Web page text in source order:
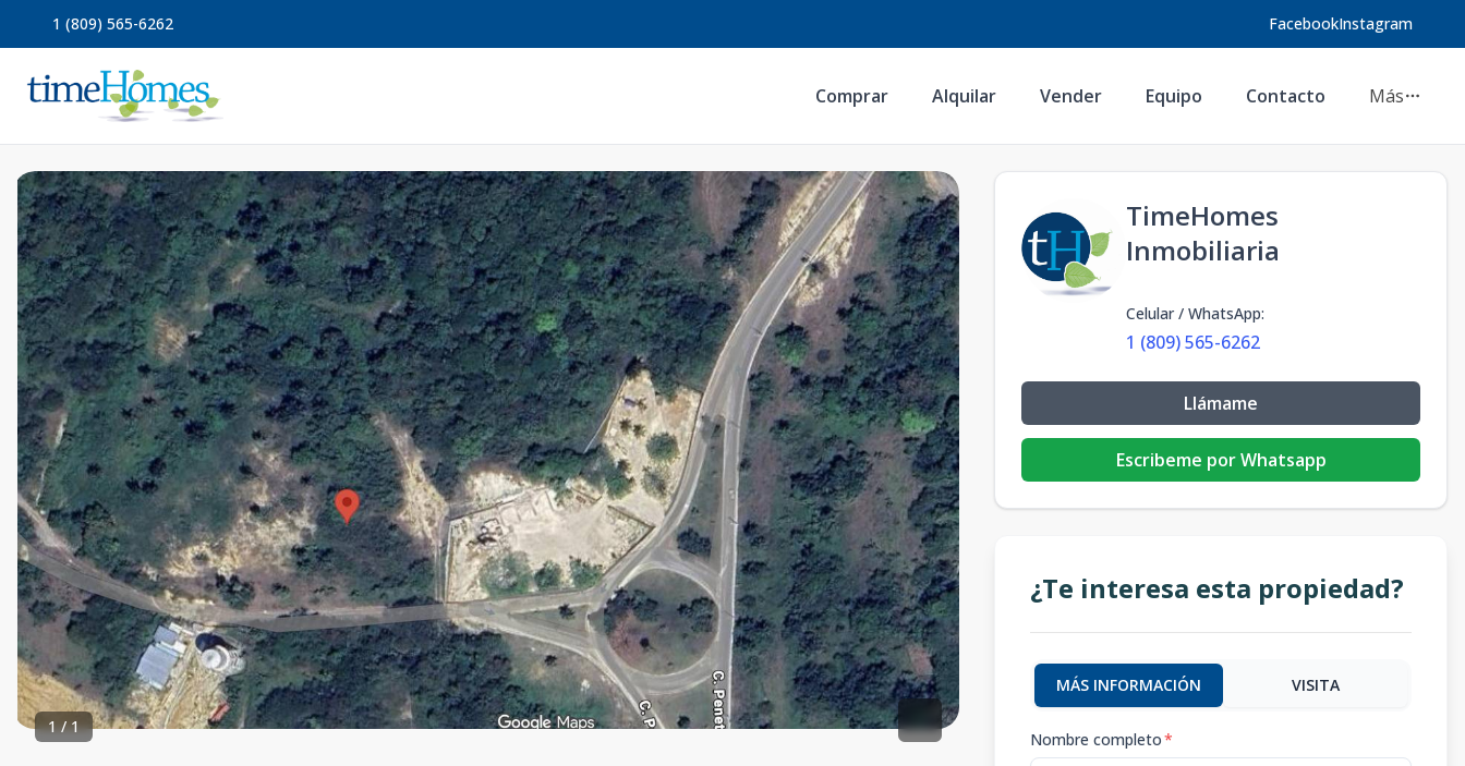
1 (809) 565-6262 FacebookInstagram
Comprar Alquilar Vender Equipo Contacto Más
1/1
TimeHomes
Inmobiliaria
Celular / WhatsApp:
1 (809) 565-6262
Llámame
Escribeme por Whatsapp
¿Te interesa esta propiedad?
MÁS INFORMACIÓN VISITA
Nombre completo*